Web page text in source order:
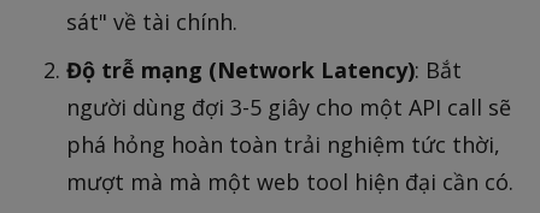
sát" về tài chính.
Độ trễ mạng (Network Latency): Bắt
người dùng đợi 3-5 giây cho một API call sẽ
phá hỏng hoàn toàn trải nghiệm tức thời,
mượt mà mà một web tool hiện đại cần có.